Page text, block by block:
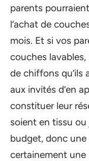
parents
l’achat de
mois. Et si vos
couches
de chiffons qu’ils
aux invités d’en
constituer leur
soient en tissu
budget, donc
certainement une